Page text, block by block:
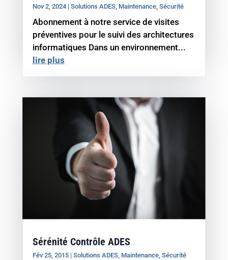
Nov 2, 2024| Solutions ADES, Maintenance, Sécurité
Abonnement à notre service de visites
préventives pour le suivi des architectures
informatiques Dans un environnement...
lire plus
Sérénité Contrôle ADES
Fév 25, 2015| Solutions ADES, Maintenance, Sécurité